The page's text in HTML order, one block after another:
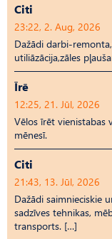
Citi
23:22, 2. Aug, 2026
Dažādi darbi-
utiliāzācija,zāles
Īrē
12:25, 21. Jūl, 2026
Vēlos īrēt vienistabas
mēnesī.
Citi
21:43, 13. Jūl, 2026
Dažādi saimnieciskie
sadzīves tehnikas,
transports. […]